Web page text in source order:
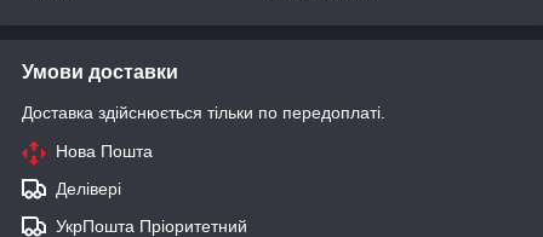
Умови доставки
Доставка здійснюється тільки по передоплаті.
Нова Пошта
Делівері
УкрПошта Пріоритетний